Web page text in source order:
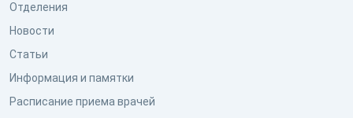
Отделения
Новости
Статьи
Информация и памятки
Расписание приема врачей